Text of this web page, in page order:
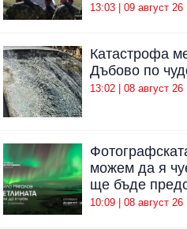
13:03 | 09 август 26
Катастрофа
Дъбово по
13:02 | 08 август 26
можем да я
ще бъде
10:09 | 08 август 26